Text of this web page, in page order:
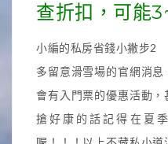
查折扣，可能
小編的私房省錢小撇步2
多留意滑雪場的官網消
會有入門票的優惠活動
搶好康的話記得在夏